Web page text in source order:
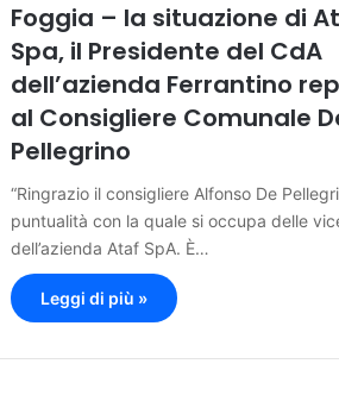
Foggia – la situazione di
Spa, il Presidente del CdA
dell’azienda Ferrantino
al Consigliere Comunale
Pellegrino
“Ringrazio il consigliere Alfonso De
puntualità con la quale si occupa delle
dell’azienda Ataf SpA. È…
Leggi di più »